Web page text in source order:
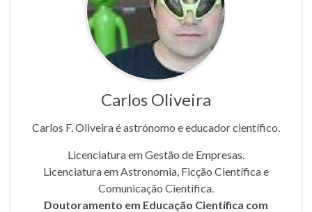
Carlos Oliveira
Carlos F. Oliveira é astrónomo e educador científico.
Licenciatura em Gestão de Empresas.
Licenciatura em Astronomia, Ficção Científica e
Comunicação Científica.
Doutoramento em Educação Científica com